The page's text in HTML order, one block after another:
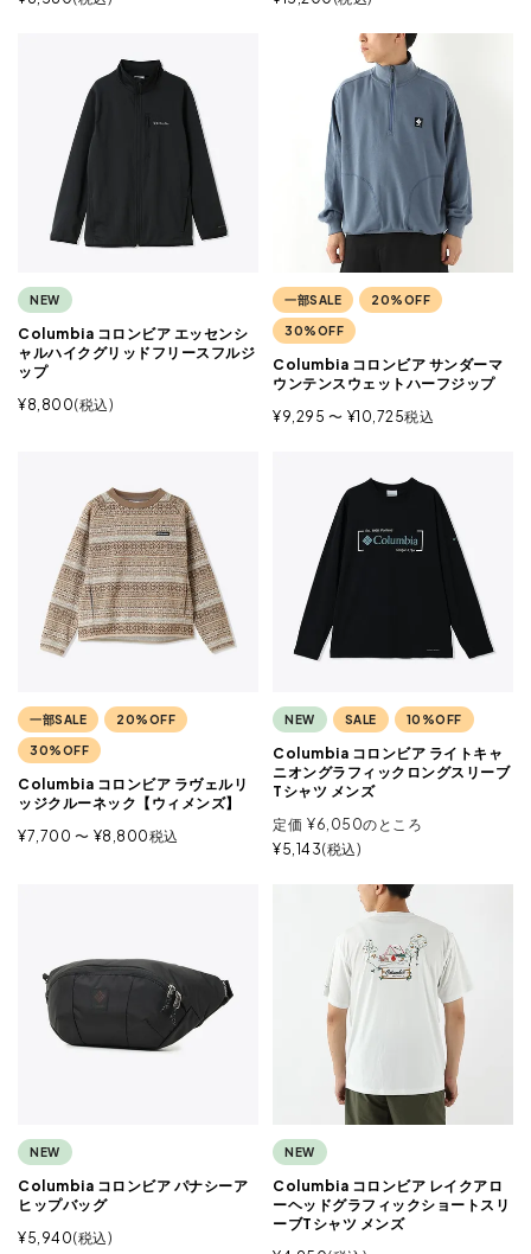
NEW
Columbia コロンビア エッセンシ
ャルハイクグリッドフリースフルジ
ップ
¥8,800 税込
一部SALE 20%OFF
30%OFF
Columbia コロンビア サンダーマ
ウンテンスウェットハーフジップ
¥9,295 〜 ¥10,725税込
一部SALE 20%OFF
30%OFF
Columbia コロンビア ラヴェルリ
ッジクルーネック【ウィメンズ】
¥7,700 〜 ¥8,800税込
NEW SALE 10%OFF
Columbia コロンビア ライトキャ
ニオングラフィックロングスリーブ
Tシャツ メンズ
定価 ¥6,050のところ
¥5,143 税込
NEW
Columbia コロンビア パナシーア
ヒップバッグ
¥5,940 税込
NEW
Columbia コロンビア レイクアロ
ーヘッドグラフィックショートスリ
ーブTシャツ メンズ